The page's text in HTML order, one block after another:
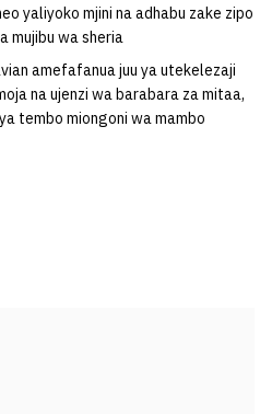
yaliyoko mjini na adhabu zake zipo
mujibu wa sheria
amefafanua juu ya utekelezaji
na ujenzi wa barabara za mitaa,
tembo miongoni wa mambo